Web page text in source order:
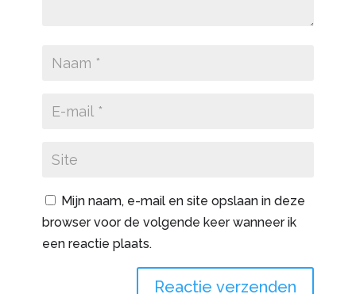
Mijn naam, e-mail en site opslaan in deze
browser voor de volgende keer wanneer ik
een reactie plaats.